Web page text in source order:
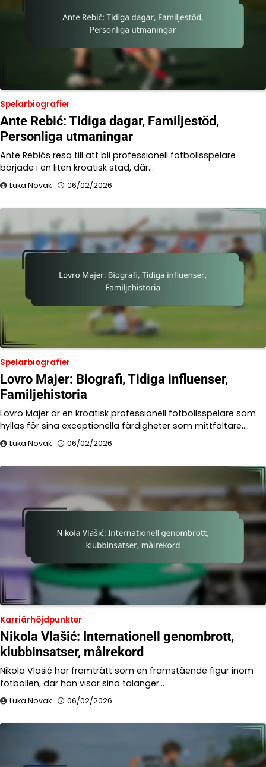
Spelarbiografier
Ante Rebić: Tidiga dagar, Familjestöd,
Personliga utmaningar
Ante Rebićs resa till att bli professionell fotbollsspelare
började i en liten kroatisk stad, där…
Luka Novak 06/02/2026
Spelarbiografier
Lovro Majer: Biografi, Tidiga influenser,
Familjehistoria
Lovro Majer är en kroatisk professionell fotbollsspelare som
hyllas för sina exceptionella färdigheter som mittfältare.…
Luka Novak 06/02/2026
Karriärhöjdpunkter
Nikola Vlašić: Internationell genombrott,
klubbinsatser, målrekord
Nikola Vlašić har framträtt som en framstående figur inom
fotbollen, där han visar sina talanger…
Luka Novak 06/02/2026